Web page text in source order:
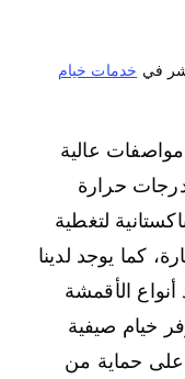
في خدمات خيام
عالية
حرارة
لتغطية
كما يوجد لدينا
الأقمشة
خيام صيفية
على حماية من